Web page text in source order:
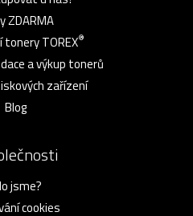
ZDARMA
TOREX®
a výkup tonerů
zařízení
Blog
jsme?
cookies